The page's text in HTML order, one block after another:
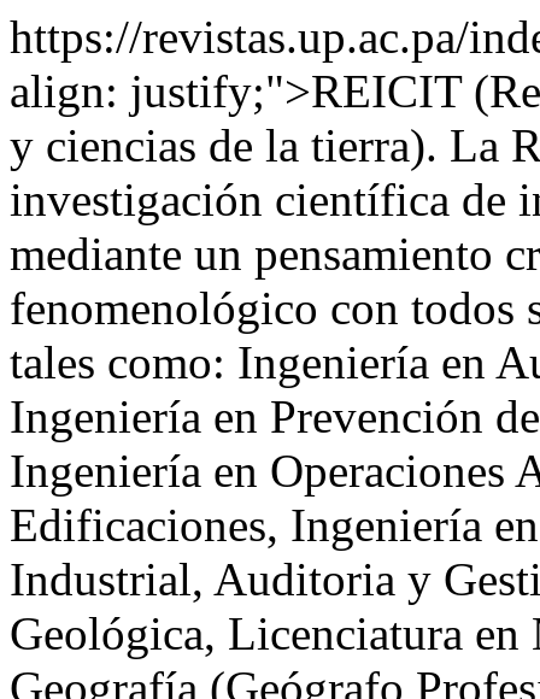
https://revistas.up.ac.pa/
align: justify;">REICIT
y ciencias de la tierra). La
investigación científica de
mediante un pensamiento
fenomenológico con todos
tales como: Ingeniería en
Ingeniería en Prevención
Ingeniería en Operaciones
Edificaciones, Ingeniería
Industrial, Auditoria y
Geológica, Licenciatura
Geografía (Geógrafo